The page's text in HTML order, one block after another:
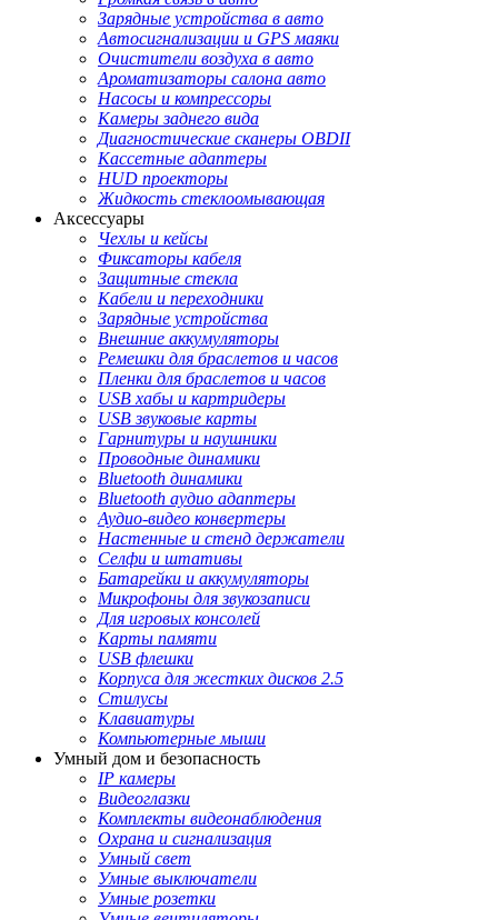
Зарядные устройства в авто
Автосигнализации и GPS маяки
Очистители воздуха в авто
Ароматизаторы салона авто
Насосы и компрессоры
Камеры заднего вида
Диагностические сканеры OBDII
Кассетные адаптеры
HUD проекторы
Жидкость стеклоомывающая
Аксессуары
Чехлы и кейсы
Фиксаторы кабеля
Защитные стекла
Кабели и переходники
Зарядные устройства
Внешние аккумуляторы
Ремешки для браслетов и часов
Пленки для браслетов и часов
USB хабы и картридеры
USB звуковые карты
Гарнитуры и наушники
Проводные динамики
Bluetooth динамики
Bluetooth аудио адаптеры
Аудио-видео конвертеры
Настенные и стенд держатели
Селфи и штативы
Батарейки и аккумуляторы
Микрофоны для звукозаписи
Для игровых консолей
Карты памяти
USB флешки
Корпуса для жестких дисков 2.5
Стилусы
Клавиатуры
Компьютерные мыши
Умный дом и безопасность
IP камеры
Видеоглазки
Комплекты видеонаблюдения
Охрана и сигнализация
Умный свет
Умные выключатели
Умные розетки